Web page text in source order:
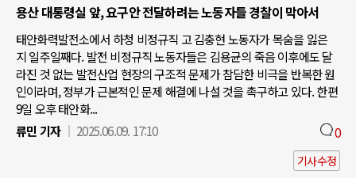
용산 대통령실 앞, 요구안 전달하려는 노동자들 경찰이 막아서
태안화력발전소에서 하청 비정규직 고 김충현 노동자가 목숨을 잃은
지 일주일째다. 발전 비정규직 노동자들은 김용균의 죽음 이후에도 달
라진 것 없는 발전산업 현장의 구조적 문제가 참담한 비극을 반복한 원
인이라며, 정부가 근본적인 문제 해결에 나설 것을 촉구하고 있다. 한편
9일 오후 태안화...
류민 기자
2025.06.09. 17:10 0
기사수정